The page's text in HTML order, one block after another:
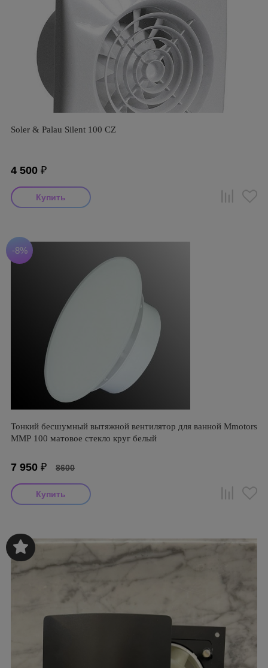
Soler & Palau Silent 100 CZ
4 500 ₽
-8%
Тонкий бесшумный вытяжной вентилятор для ванной Mmotors
ММР 100 матовое стекло круг белый
7 950 ₽ 8600